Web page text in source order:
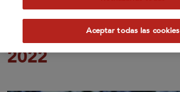
reciclado y anuncia
neutralidad en
2022
Aceptar todas las cookies